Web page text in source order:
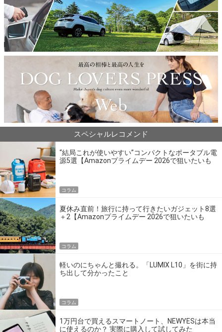
スペシャルレコメンド
“結局これが使いやすい”コンパクトなポータブル電
源5選【Amazonプライムデー 2026で狙いたいも
コラム
夏休み直前！旅行に持って行きたいガジェット8選
＋2【Amazonプライムデー 2026で狙いたいも
コラム
軽いのにちゃんと撮れる。「LUMIX L10」を街に持
ち出して分かったこと
コラム
1万円台で買えるスマートノート、NEWYESは本当
に使えるのか？ 実際に購入して試してみた